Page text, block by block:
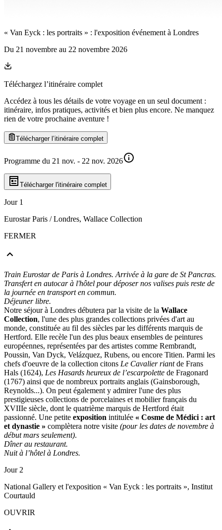
« Van Eyck : les portraits » : l'exposition événement à Londres
Du 21 novembre au 22 novembre 2026
Téléchargez l’itinéraire complet
Accédez à tous les détails de votre voyage en un seul document :
itinéraire, infos pratiques, activités et bien plus encore. Ne manquez
rien de votre prochaine aventure !
Télécharger l’itinéraire complet
Programme du 21 nov. - 22 nov. 2026
Télécharger l'itinéraire complet
Jour 1
Eurostar Paris / Londres, Wallace Collection
FERMER
Train Eurostar de Paris à Londres. Arrivée à la gare de St Pancras.
Transfert en autocar à l'hôtel pour déposer nos valises puis reste de
la journée en transport en commun.
Déjeuner libre.
Notre séjour à Londres débutera par la visite de la Wallace
Collection, l'une des plus grandes collections privées d'art au
monde, constituée au fil des siècles par les différents marquis de
Hertford. Elle recèle l'un des plus beaux ensembles de peintures
européennes, représentées par des artistes comme Rembrandt,
Poussin, Van Dyck, Velázquez, Rubens, ou encore Titien. Parmi les
chefs d'oeuvre de la collection citons Le Cavalier riantde Frans
Hals (1624), Les Hasards heureux de l’escarpolette de Fragonard
(1767) ainsi que de nombreux portraits anglais (Gainsborough,
Reynolds...). On peut également y admirer l'une des plus
prestigieuses collections de porcelaines et mobilier français du
XVIIIe siècle, dont le quatrième marquis de Hertford était
passionné. Une petite exposition intitulée « Cosme de Médici : art
et dynastie » complètera notre visite (pour les dates de novembre à
début mars seulement).
Dîner au restaurant.
Nuit à l’hôtel à Londres.
Jour 2
National Gallery et l'exposition « Van Eyck : les portraits », Institut
Courtauld
OUVRIR